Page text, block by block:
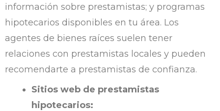
información sobre prestamistas; y programas
hipotecarios disponibles en tu área. Los
agentes de bienes raíces suelen tener
relaciones con prestamistas locales y pueden
recomendarte a prestamistas de confianza.
Sitios web de prestamistas
hipotecarios: